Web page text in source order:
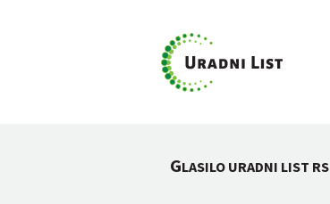
GLASILO URADNI LIST RS